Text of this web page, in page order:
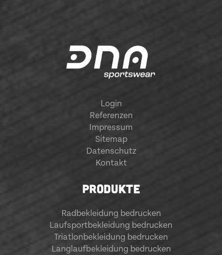
Login
Referenzen
Impressum
Sitemap
Datenschutz
Kontakt
PRODUKTE
Radbekleidung bedrucken
Laufsportbekleidung bedrucken
Triatlonbekleidung bedrucken
Langlaufbekleidung bedrucken